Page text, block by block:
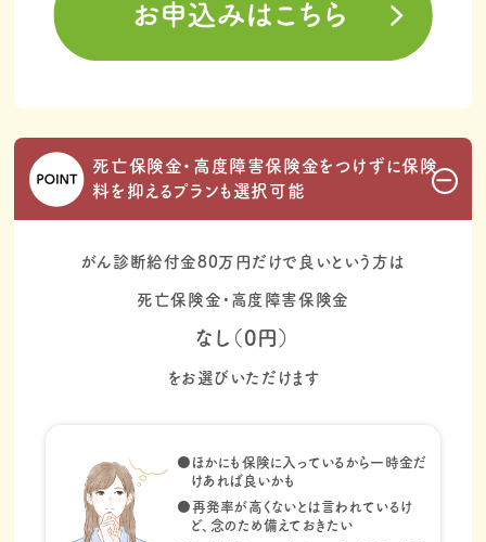
死亡保険金・高度障害保険金をつけずに保険
料を抑えるプランも選択可能
がん診断給付金80万円だけで良いという方は
死亡保険金・高度障害保険金
なし（0円）
をお選びいただけます
●ほかにも保険に入っているから一時金だ
けあれば良いかも
●再発率が高くないとは言われているけ
ど、念のため備えておきたい